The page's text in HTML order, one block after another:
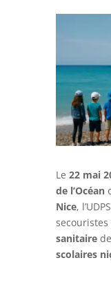
Le 22 mai
de l’Océan
Nice,
sanitairede
scolaires